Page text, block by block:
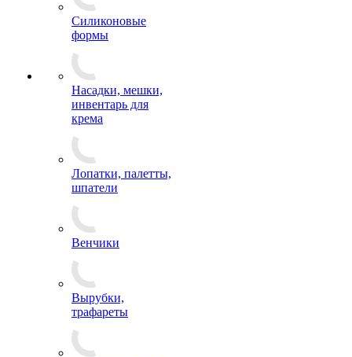
Силиконовые
формы
Насадки, мешки,
инвентарь для
крема
Лопатки, палетты,
шпатели
Венчики
Вырубки,
трафареты